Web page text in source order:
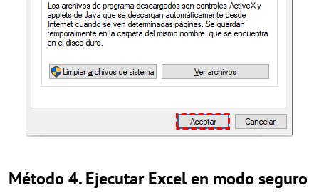
Método 4. Ejecutar Excel en modo seguro